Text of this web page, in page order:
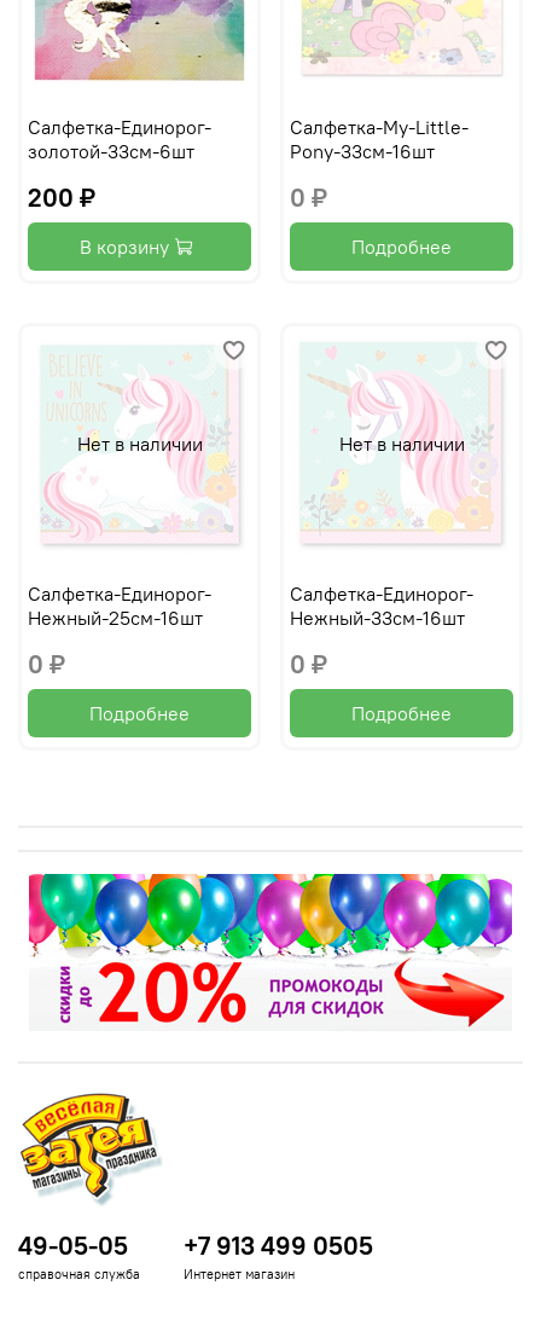
Салфетка-Единорог-
золотой-33см-6шт
200 ₽
В корзину
Салфетка-My-Little-
Pony-33см-16шт
0 ₽
Подробнее
Нет в наличии
Салфетка-Единорог-
Нежный-25см-16шт
0 ₽
Подробнее
Нет в наличии
Салфетка-Единорог-
Нежный-33см-16шт
0 ₽
Подробнее
49-05-05
справочная служба
+7 913 499 0505
Интернет магазин